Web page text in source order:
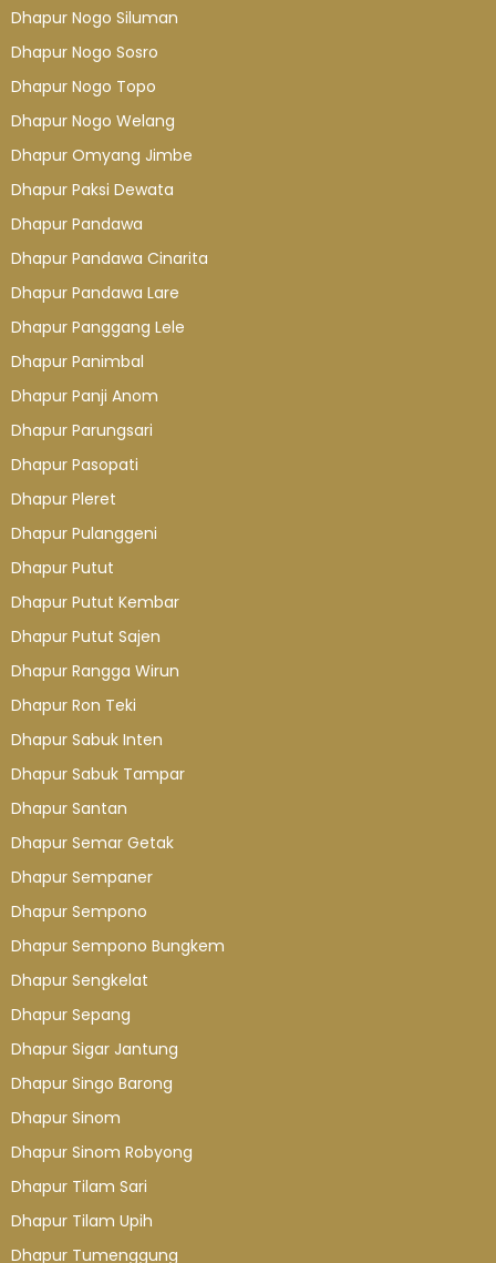
Dhapur Nogo Siluman
Dhapur Nogo Sosro
Dhapur Nogo Topo
Dhapur Nogo Welang
Dhapur Omyang Jimbe
Dhapur Paksi Dewata
Dhapur Pandawa
Dhapur Pandawa Cinarita
Dhapur Pandawa Lare
Dhapur Panggang Lele
Dhapur Panimbal
Dhapur Panji Anom
Dhapur Parungsari
Dhapur Pasopati
Dhapur Pleret
Dhapur Pulanggeni
Dhapur Putut
Dhapur Putut Kembar
Dhapur Putut Sajen
Dhapur Rangga Wirun
Dhapur Ron Teki
Dhapur Sabuk Inten
Dhapur Sabuk Tampar
Dhapur Santan
Dhapur Semar Getak
Dhapur Sempaner
Dhapur Sempono
Dhapur Sempono Bungkem
Dhapur Sengkelat
Dhapur Sepang
Dhapur Sigar Jantung
Dhapur Singo Barong
Dhapur Sinom
Dhapur Sinom Robyong
Dhapur Tilam Sari
Dhapur Tilam Upih
Dhapur Tumenggung